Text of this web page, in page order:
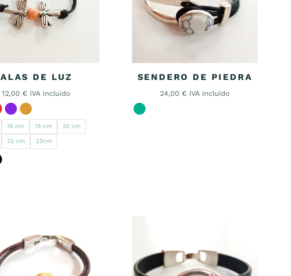
ALAS DE LUZ
12,00 € IVA incluido
18 cm 19 cm 20 cm
22 cm 23cm
SENDERO DE PIEDRA
24,00 € IVA incluido